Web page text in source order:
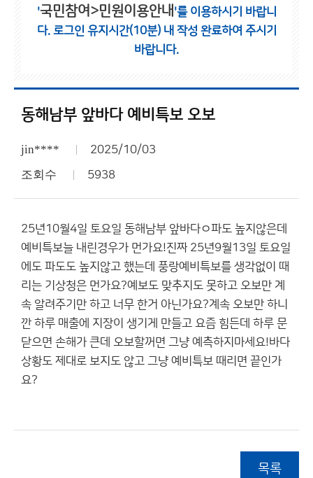
'국민참여>민원이용안내 '를 이용하시기 바랍니
다. 로그인 유지시간(10분) 내 작성 완료하여 주시기
바랍니다.
동해남부 앞바다 예비특보 오보
jin**** 2025/10/03
조회수 5938
25년10월4일 토요일 동해남부 앞바다ㅇ파도 높지않은데
예비특보늘 내린경우가 먼가요!진짜 25년9월13일 토요일
에도 파도도 높지않고 했는데 풍랑예비특보를 생각없이 때
리는 기상청은 먼가요?예보도 맞추지도 못하고 오보만 계
속 알려주기만 하고 너무 한거 아닌가요?계속 오보만 하니
깐 하루 매출에 지장이 생기게 만들고 요즘 힘든데 하루 문
닫으면 손해가 큰데 오보할꺼면 그냥 예측하지마세요!바다
상황도 제대로 보지도 않고 그냥 예비특보 때리면 끝인가
요?
목록